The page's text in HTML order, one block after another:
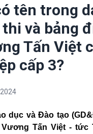
tên trong
và bảng
Tấn Việt
cấp 3?
dục và Đào tạo
Tấn Việt - tức